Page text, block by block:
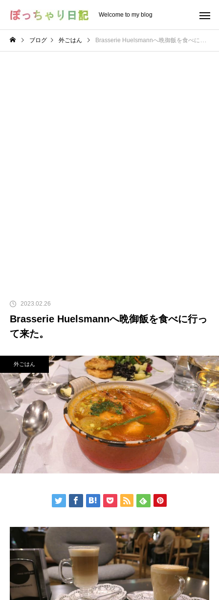
Welcome to my blog
ブログ 外ごはん Brasserie Huelsmannへ晩御飯を食べに行って来た。
2023.02.26
Brasserie Huelsmannへ晩御飯を食べに行っ
て来た。
外ごはん